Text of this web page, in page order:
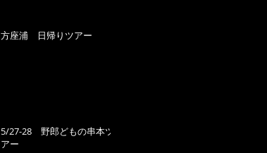
方座浦 日帰りツアー
5/27-28 野郎どもの串本ツ
アー